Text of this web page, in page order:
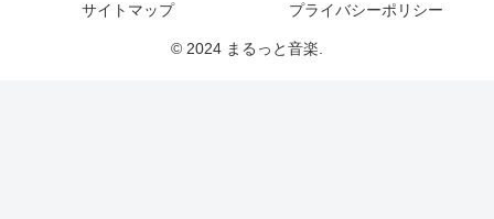
サイトマップ
プライバシーポリシー
© 2024 まるっと音楽.